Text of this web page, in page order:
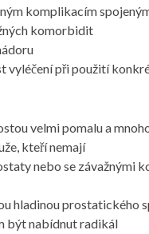
komplikacím
komorbidit
vyléčení při použití
velmi pomalu a
kteří nemají
nebo se závažnými
hladinou prostatického
být nabídnut radikál